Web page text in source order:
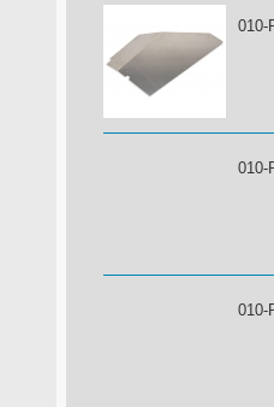
010-
010-
010-